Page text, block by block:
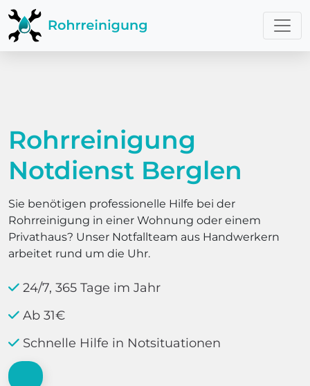
Rohrreinigung
Notdienst Berglen
Sie benötigen professionelle Hilfe bei der
Rohrreinigung in einer Wohnung oder einem
Privathaus? Unser Notfallteam aus Handwerkern
arbeitet rund um die Uhr.
24/7, 365 Tage im Jahr
Ab 31€
Schnelle Hilfe in Notsituationen